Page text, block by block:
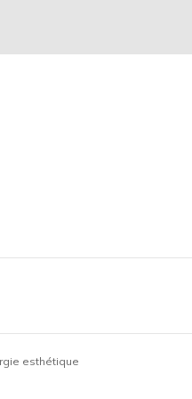
& Séduire
esthétique